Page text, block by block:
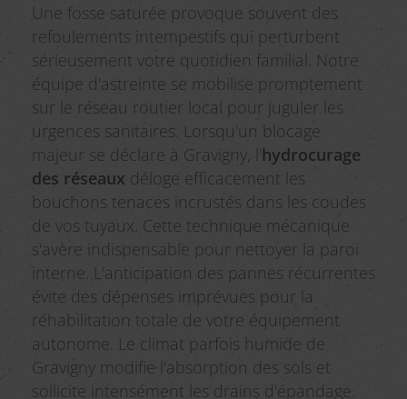
Une fosse saturée provoque souvent des
refoulements intempestifs qui perturbent
sérieusement votre quotidien familial. Notre
équipe d'astreinte se mobilise promptement
sur le réseau routier local pour juguler les
urgences sanitaires. Lorsqu'un blocage
majeur se déclare à Gravigny, l'hydrocurage
des réseaux déloge efficacement les
bouchons tenaces incrustés dans les coudes
de vos tuyaux. Cette technique mécanique
s'avère indispensable pour nettoyer la paroi
interne. L'anticipation des pannes récurrentes
évite des dépenses imprévues pour la
réhabilitation totale de votre équipement
autonome. Le climat parfois humide de
Gravigny modifie l'absorption des sols et
sollicite intensément les drains d'épandage.